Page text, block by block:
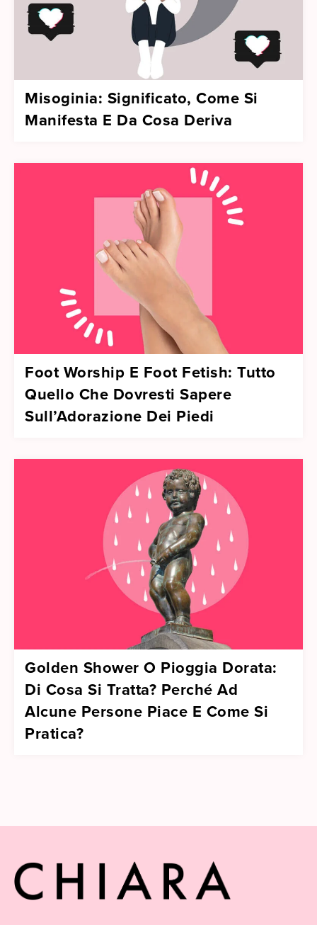
Misoginia: Significato, Come Si
Manifesta E Da Cosa Deriva
Foot Worship E Foot Fetish: Tutto
Quello Che Dovresti Sapere
Sull’Adorazione Dei Piedi
Golden Shower O Pioggia Dorata:
Di Cosa Si Tratta? Perché Ad
Alcune Persone Piace E Come Si
Pratica?